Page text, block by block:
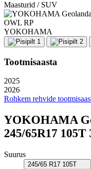
Maasturid / SUV
YOKOHAMA
Tootmisaasta
2025
2026
Rohkem rehvide
YOKOHAMA
245/65R17
Suurus
245/65 R17 105T